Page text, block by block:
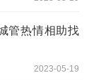
管热情相助找
2023-05-19